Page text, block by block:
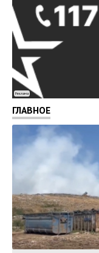
Реклама
ГЛАВНОЕ